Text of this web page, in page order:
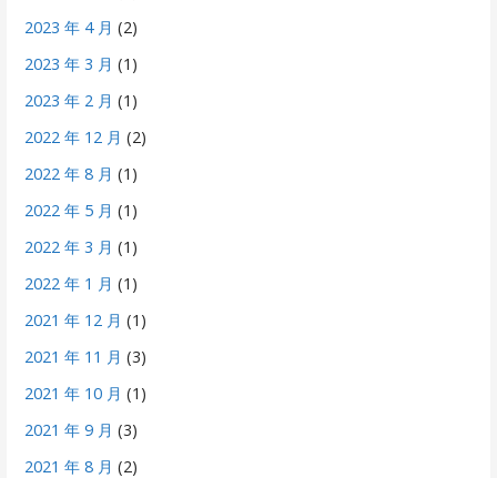
2023 年 4 月 (2)
2023 年 3 月 (1)
2023 年 2 月 (1)
2022 年 12 月 (2)
2022 年 8 月 (1)
2022 年 5 月 (1)
2022 年 3 月 (1)
2022 年 1 月 (1)
2021 年 12 月 (1)
2021 年 11 月 (3)
2021 年 10 月 (1)
2021 年 9 月 (3)
2021 年 8 月 (2)